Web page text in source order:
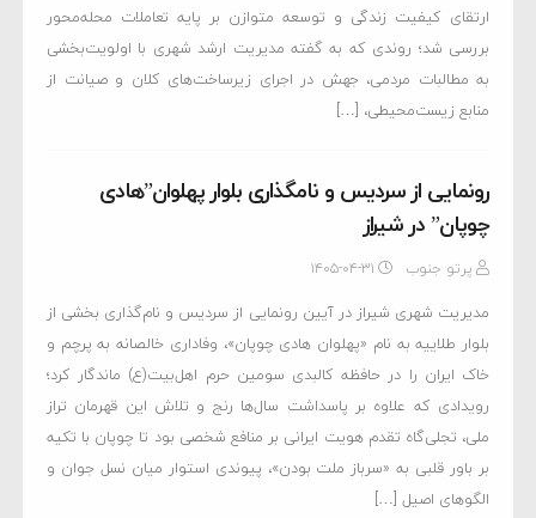
ارتقای کیفیت زندگی و توسعه متوازن بر پایه تعاملات محله‌محور
بررسی شد؛ روندی که به گفته مدیریت ارشد شهری با اولویت‌بخشی
به مطالبات مردمی، جهش در اجرای زیرساخت‌های کلان و صیانت از
منابع زیست‌محیطی، […]
رونمایی از سردیس و نامگذاری بلوار پهلوان”هادی
چوپان” در شیراز
پرتو جنوب ۱۴۰۵-۰۴-۳۱
مدیریت شهری شیراز در آیین رونمایی از سردیس و نام‌گذاری بخشی از
بلوار طلاییه به نام «پهلوان هادی چوپان»، وفاداری خالصانه به پرچم و
خاک ایران را در حافظه کالبدی سومین حرم اهل‌بیت(ع) ماندگار کرد؛
رویدادی که علاوه بر پاسداشت سال‌ها رنج و تلاش این قهرمان تراز
ملی، تجلی‌گاه تقدم هویت ایرانی بر منافع شخصی بود تا چوپان با تکیه
بر باور قلبی به «سرباز ملت بودن»، پیوندی استوار میان نسل جوان و
الگوهای اصیل […]